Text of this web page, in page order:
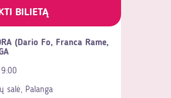
BILIETĄ
(Dario Fo, Franca Rame,
salė, Palanga